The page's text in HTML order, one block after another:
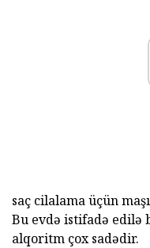
saç cilalama üçün
Bu evdə istifadə edilə
alqoritm çox sadədir.